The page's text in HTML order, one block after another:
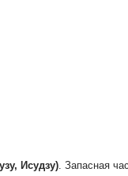
Исудзу). Запасная